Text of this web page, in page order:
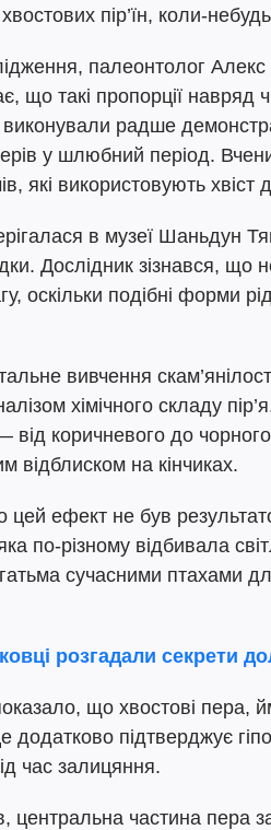
пір’їн, коли-
палеонтолог Алекс
що такі пропорції
виконували радше
у шлюбний період.
які використовують
в музеї Шаньдун
Дослідник зізнався, що
оскільки подібні форми
вивчення
хімічного складу
коричневого до
відблиском на кінчиках.
цей ефект не був
яка по-різному відбивала
сучасними птахами
розгадали секрети
що хвостові пера,
додатково підтверджує
час залицяння.
центральна частина пера